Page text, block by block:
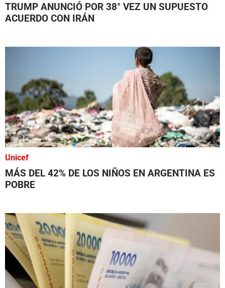
TRUMP ANUNCIÓ POR 38° VEZ UN SUPUESTO
ACUERDO CON IRÁN
Unicef
MÁS DEL 42% DE LOS NIÑOS EN ARGENTINA ES
POBRE